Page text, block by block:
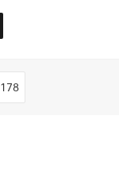
178